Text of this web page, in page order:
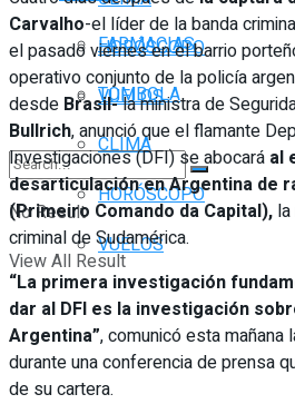
HORÓSCOPO
VUELOS
No Result
View All Result
FARMACIAS
TOMBOLA
CLIMA
HORÓSCOPO
VUELOS
Carvalho-el líder de la banda
el pasado viernes en el barrio
operativo conjunto de la policía
desde Brasil-la ministra de
Bullrich, anunció que el flamante
Investigaciones (DFI) se abocará al
desarticulación en Argentina de
(Primeiro Comando da Capital),
criminal de Sudamérica.
“La primera investigación
dar al DFI es la investigación
Argentina”, comunicó esta mañana
durante una conferencia de prensa
de su cartera.